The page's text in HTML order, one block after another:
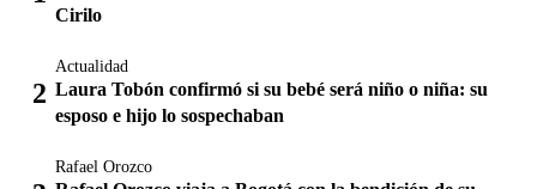
Cirilo
Actualidad
Laura Tobón confirmó si su bebé será niño o niña: su
esposo e hijo lo sospechaban
Rafael Orozco